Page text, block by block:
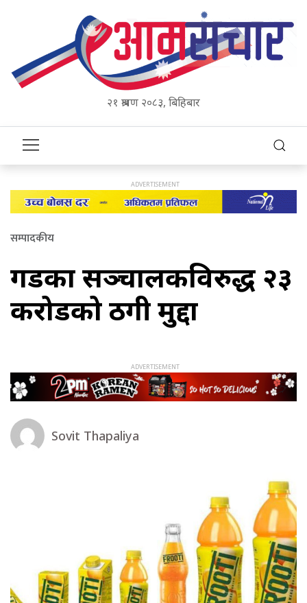
२१ श्रावण २०८३, बिहिबार
सम्पादकीय
दुगडका सञ्चालकविरुद्ध २३
करोडको ठगी मुद्दा
Sovit Thapaliya